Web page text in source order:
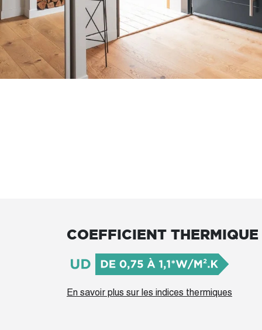
COEFFICIENT THERMIQUE
En savoir plus sur les indices thermiques